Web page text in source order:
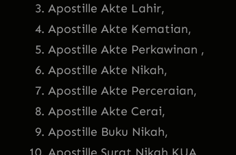
Apostille Akte Lahir,
Apostille Akte Kematian,
Apostille Akte Perkawinan ,
Apostille Akte Nikah,
Apostille Akte Perceraian,
Apostille Akte Cerai,
Apostille Buku Nikah,